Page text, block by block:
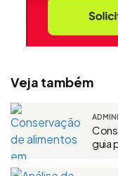
Veja também
guia